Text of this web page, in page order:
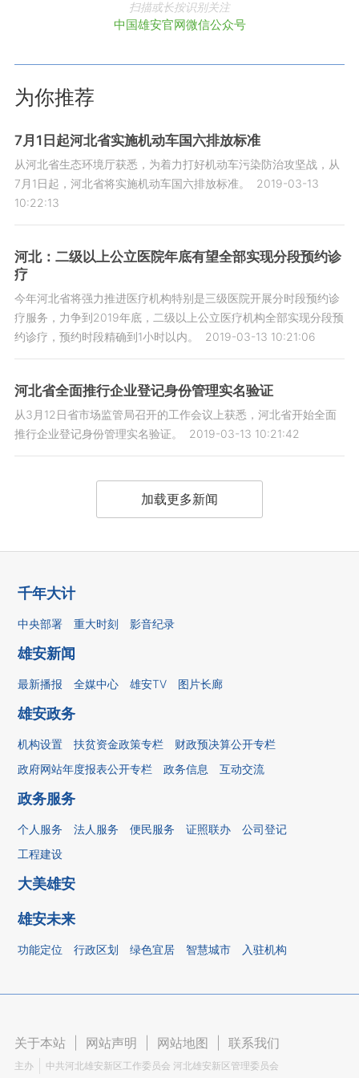
扫描或长按识别关注
中国雄安官网微信公众号
为你推荐
7月1日起河北省实施机动车国六排放标准
从河北省生态环境厅获悉，为着力打好机动车污染防治攻坚战，从
7月1日起，河北省将实施机动车国六排放标准。
2019-03-13
10:22:13
河北：二级以上公立医院年底有望全部实现分段预约诊
疗
今年河北省将强力推进医疗机构特别是三级医院开展分时段预约诊
疗服务，力争到2019年底，二级以上公立医疗机构全部实现分段预
约诊疗，预约时段精确到1小时以内。
2019-03-13 10:21:06
河北省全面推行企业登记身份管理实名验证
从3月12日省市场监管局召开的工作会议上获悉，河北省开始全面
推行企业登记身份管理实名验证。
2019-03-13 10:21:42
加载更多新闻
千年大计
中央部署 重大时刻 影音纪录
雄安新闻
最新播报 全媒中心 雄安TV 图片长廊
雄安政务
机构设置 扶贫资金政策专栏
财政预决算公开专栏
政府网站年度报表公开专栏
政务信息 互动交流
政务服务
个人服务 法人服务 便民服务 证照联办
公司登记
工程建设
大美雄安
雄安未来
功能定位 行政区划 绿色宜居 智慧城市 入驻机构
关于本站 网站声明 网站地图 联系我们
主办
中共河北雄安新区工作委员会 河北雄安新区管理委员会